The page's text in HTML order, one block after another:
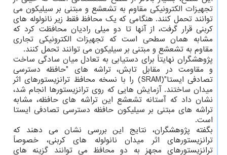
تجهیزات الکترونیکی مقاوم به تشعشع و مبتنی بر سیلیکون می
توانند تحمل کنند. هنگامی که یک محافظ فقط زیر نانولوله های
کربنی قرار گرفت، از آنها تا دو میلی رادیان محافظت کرد که
مشابه همان سطحی است که تجهیزات الکترونیکی تجاری
مقاوم به تشعشع و مبتنی بر سیلیکون می توانند تحمل کنند.
پژوهشگران نهایتاً برای دستیابی به تعادل میان سادگی ساخت
و مقاومت در مقابل تابش، تراشه های "حافظه دسترسی
تصادفی ایستا"(SRAM) را با نسخه محافظ ترانزیستورهای اثر
میدان ساختند. آزمایش هایی که روی ترانزیستورها انجام شد،
نشان داد که آستانه تشعشع این تراشه های حافظه، مشابه
تراشه های مبتنی بر سیلیکون حافظه دسترسی تصادفی ایستا
است.
بگفته پژوهشگران، نتایج این بررسی نشان می دهند که
ترانزیستورهای اثر میدان نانولوله های کربنی، خصوصاً
ترانزیستورهای مجهز به دو محافظ می توانند گزینه های